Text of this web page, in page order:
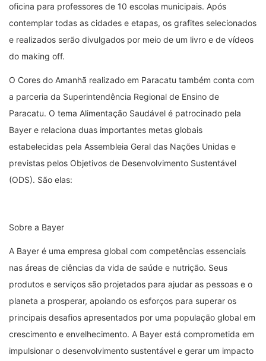
oficina para professores de 10 escolas municipais. Após
contemplar todas as cidades e etapas, os grafites selecionados
e realizados serão divulgados por meio de um livro e de vídeos
do making off.
O Cores do Amanhã realizado em Paracatu também conta com
a parceria da Superintendência Regional de Ensino de
Paracatu. O tema Alimentação Saudável é patrocinado pela
Bayer e relaciona duas importantes metas globais
estabelecidas pela Assembleia Geral das Nações Unidas e
previstas pelos Objetivos de Desenvolvimento Sustentável
(ODS). São elas:
Sobre a Bayer
A Bayer é uma empresa global com competências essenciais
nas áreas de ciências da vida de saúde e nutrição. Seus
produtos e serviços são projetados para ajudar as pessoas e o
planeta a prosperar, apoiando os esforços para superar os
principais desafios apresentados por uma população global em
crescimento e envelhecimento. A Bayer está comprometida em
impulsionar o desenvolvimento sustentável e gerar um impacto